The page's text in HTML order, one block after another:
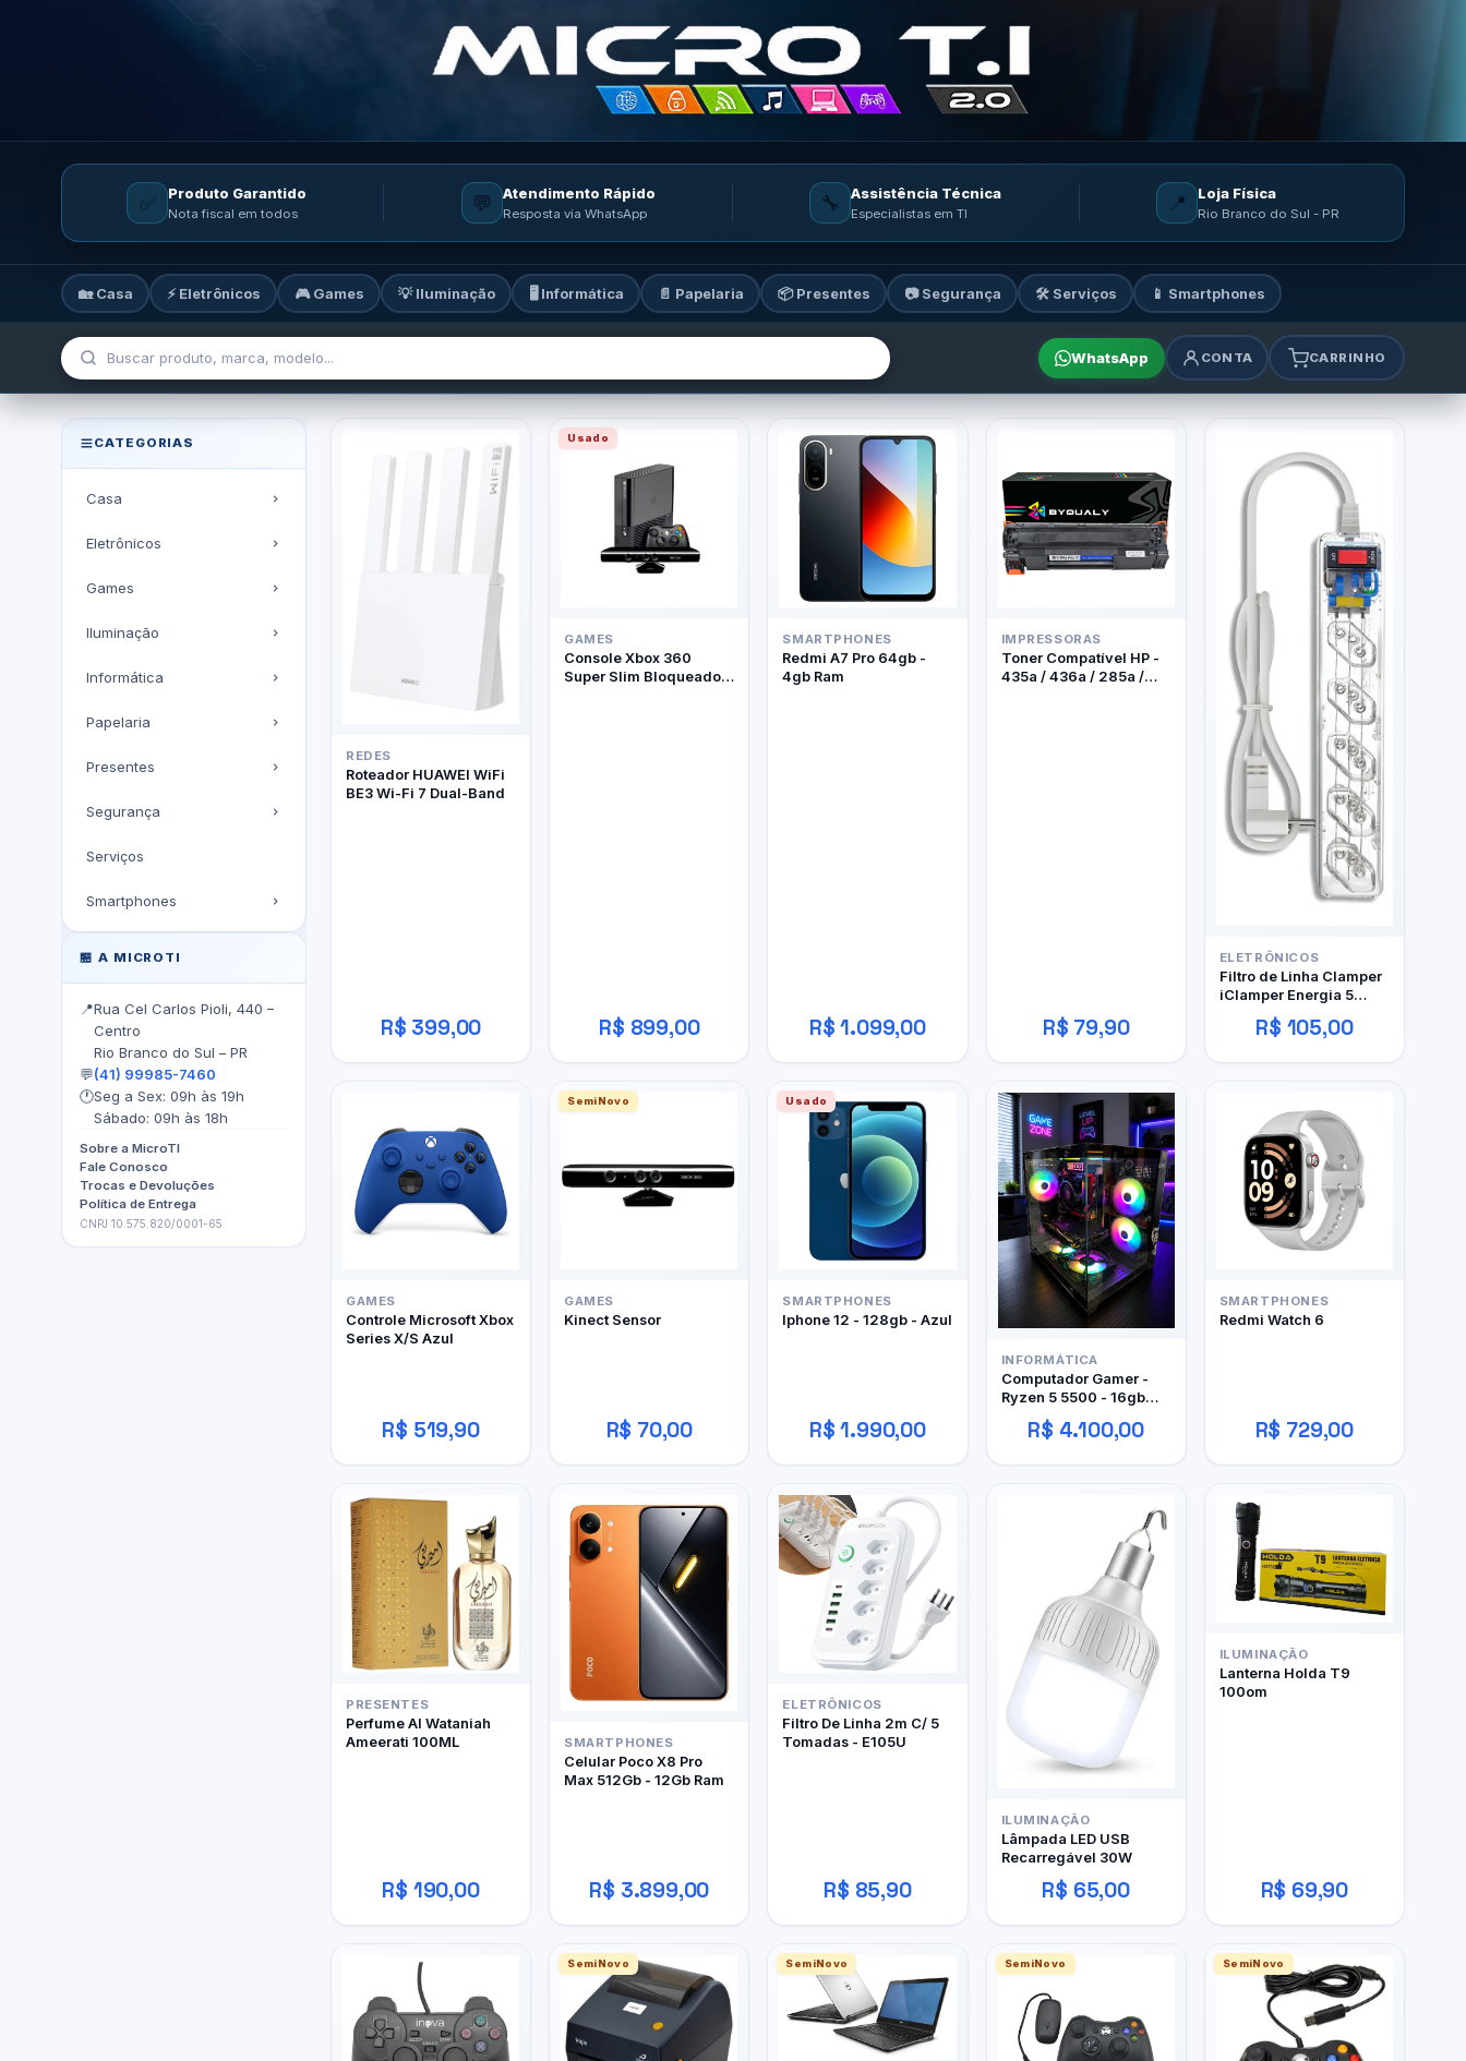
✅ Produto Garantido
Nota fiscal em todos 💬 Atendimento Rápido
Resposta via WhatsApp 🔧 Assistência Técnica
Especialistas em TI 📍 Loja Física
Rio Branco do Sul - PR
🏡 Casa ⚡ Eletrônicos 🎮 Games 💡 Iluminação 🖥️ Informática 📄 Papelaria 📦 Presentes 📷 Segurança 🛠️ Serviços 📱 Smartphones
WhatsApp CONTA CARRINHO
MicroTi — Sua loja de tecnologia: informática, celulares, games e acessórios
CATEGORIAS
Casa
Eletrônicos
Games
Iluminação
Informática
Papelaria
Presentes
Segurança
Serviços
Smartphones
🏪 A MICROTI
📍Rua Cel Carlos Pioli, 440 –
Centro
Rio Branco do Sul – PR
💬(41) 99985-7460
🕐Seg a Sex: 09h às 19h
Sábado: 09h às 18h
Sobre a MicroTI
Fale Conosco
Trocas e Devoluções
Política de Entrega
CNPJ 10.575.820/0001-65
REDES
Roteador HUAWEI WiFi
BE3 Wi-Fi 7 Dual-Band
R$ 399,00
Usado
GAMES
Console Xbox 360
Super Slim Bloqueado +
R$ 899,00
SMARTPHONES
Redmi A7 Pro 64gb -
4gb Ram
R$ 1.099,00
IMPRESSORAS
Toner Compatível HP -
435a / 436a / 285a /
R$ 79,90
ELETRÔNICOS
Filtro de Linha Clamper
iClamper Energia 5
Tomadas
R$ 105,00
GAMES
Controle Microsoft Xbox
Series X/S Azul
R$ 519,90
SemiNovo
GAMES
Kinect Sensor
R$ 70,00
Usado
SMARTPHONES
Iphone 12 - 128gb - Azul
R$ 1.990,00
INFORMÁTICA
Computador Gamer -
Ryzen 5 5500 - 16gb
DDR4 - 480GB SSD - RX
480 4gb
R$ 4.100,00
SMARTPHONES
Redmi Watch 6
R$ 729,00
PRESENTES
Perfume Al Wataniah
Ameerati 100ML
R$ 190,00
SMARTPHONES
Celular Poco X8 Pro
Max 512Gb - 12Gb Ram
R$ 3.899,00
ELETRÔNICOS
Filtro De Linha 2m C/ 5
Tomadas - E105U
R$ 85,90
ILUMINAÇÃO
Lâmpada LED USB
Recarregável 30W
R$ 65,00
ILUMINAÇÃO
Lanterna Holda T9
100om
R$ 69,90
SemiNovo SemiNovo SemiNovo SemiNovo